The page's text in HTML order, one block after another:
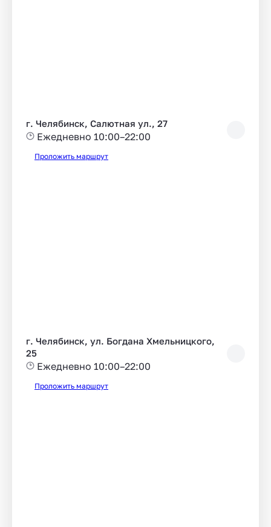
г. Челябинск, Салютная ул., 27
Ежедневно 10:00–22:00
Проложить маршрут
г. Челябинск, ул. Богдана Хмельницкого,
25
Ежедневно 10:00–22:00
Проложить маршрут